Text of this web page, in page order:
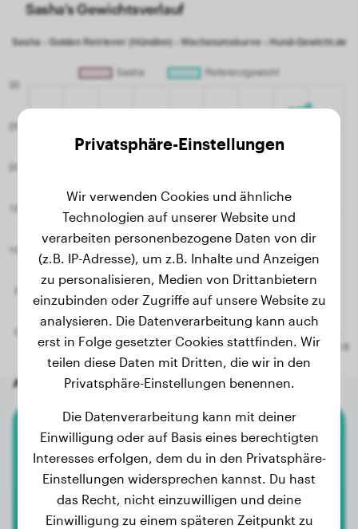
Sasha's Gewichtsverlauf
Andere zufällige Hunde
Berner Sennenhund
Milow
Privatsphäre-Einstellungen
Wir verwenden Cookies und ähnliche
Technologien auf unserer Website und
verarbeiten personenbezogene Daten von dir
(z.B. IP-Adresse), um z.B. Inhalte und Anzeigen
zu personalisieren, Medien von Drittanbietern
einzubinden oder Zugriffe auf unsere Website zu
analysieren. Die Datenverarbeitung kann auch
erst in Folge gesetzter Cookies stattfinden. Wir
teilen diese Daten mit Dritten, die wir in den
Privatsphäre-Einstellungen benennen.
Die Datenverarbeitung kann mit deiner
Einwilligung oder auf Basis eines berechtigten
Interesses erfolgen, dem du in den Privatsphäre-
Einstellungen widersprechen kannst. Du hast
das Recht, nicht einzuwilligen und deine
Einwilligung zu einem späteren Zeitpunkt zu